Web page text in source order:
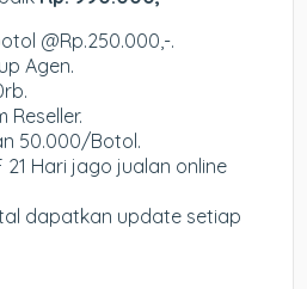
@Rp.250.000,-.
Agen.
Reseller.
50.000/Botol.
21 Hari jago jualan online
dapatkan update setiap